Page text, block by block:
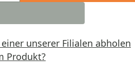
unserer Filialen abholen
Produkt?